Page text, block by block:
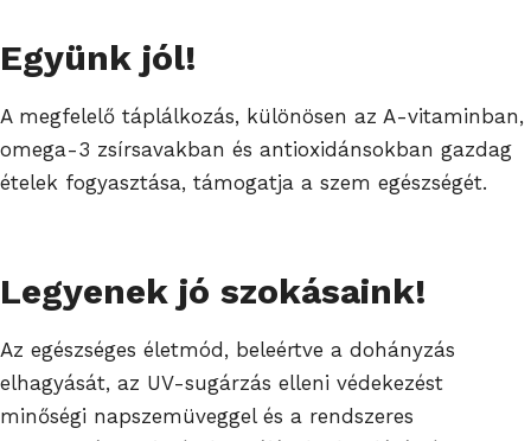
Együnk jól!
A megfelelő táplálkozás, különösen az A-vitaminban,
omega-3 zsírsavakban és antioxidánsokban gazdag
ételek fogyasztása, támogatja a szem egészségét.
Legyenek jó szokásaink!
Az egészséges életmód, beleértve a dohányzás
elhagyását, az UV-sugárzás elleni védekezést
minőségi napszemüveggel és a rendszeres